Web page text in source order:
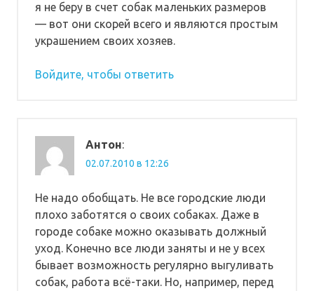
я не беру в счет собак маленьких размеров
— вот они скорей всего и являются простым
украшением своих хозяев.
Войдите, чтобы ответить
Антон:
02.07.2010 в 12:26
Не надо обобщать. Не все городские люди
плохо заботятся о своих собаках. Даже в
городе собаке можно оказывать должный
уход. Конечно все люди заняты и не у всех
бывает возможность регулярно выгуливать
собак, работа всё-таки. Но, например, перед